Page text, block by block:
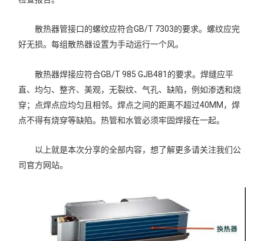
散热器管接口的螺纹应符合GB/T 7303的要求。螺纹应完
好无损。每组散热器设置为手动运行一个风。
散热器焊接应符合GB/T 985 GJB481的要求。焊缝应平
直、均匀、整齐、美观，无裂纹、气孔、缺陷，例如渗透和烧
穿；点焊点应均匀且相邻。焊点之间的距离不超过40MM，焊
点不得有烧穿等缺陷。热管和水管必须牢固焊接在一起。
以上就是本次分享的全部内容，想了解更多请关注我们公
司官方网站。